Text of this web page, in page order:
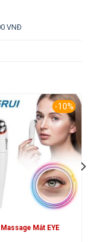
VNĐ
-10%
Mắt EYE